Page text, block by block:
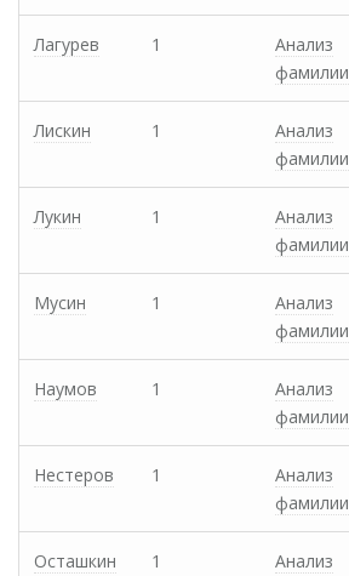
Лагурев 1
Анализ
фамилии
Лискин 1
Анализ
фамилии
Лукин 1
Анализ
фамилии
Мусин 1
Анализ
фамилии
Наумов 1
Анализ
фамилии
Нестеров 1
Анализ
фамилии
Осташкин 1
Анализ